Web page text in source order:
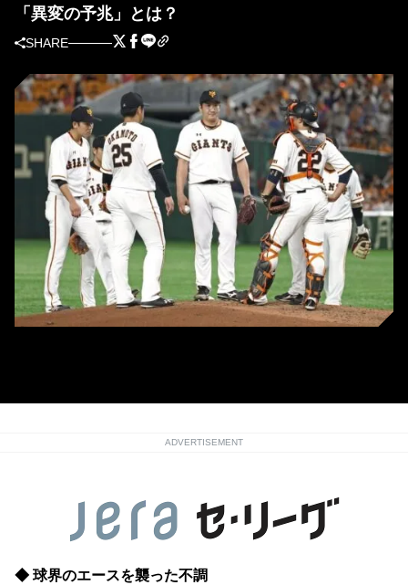
「異変の予兆」とは？
SHARE
ADVERTISEMENT
◆ 球界のエースを襲った不調